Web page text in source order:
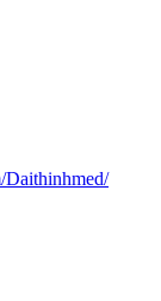
Daithinhmed/